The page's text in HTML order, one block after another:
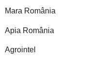
Mara România
Apia România
Agrointel